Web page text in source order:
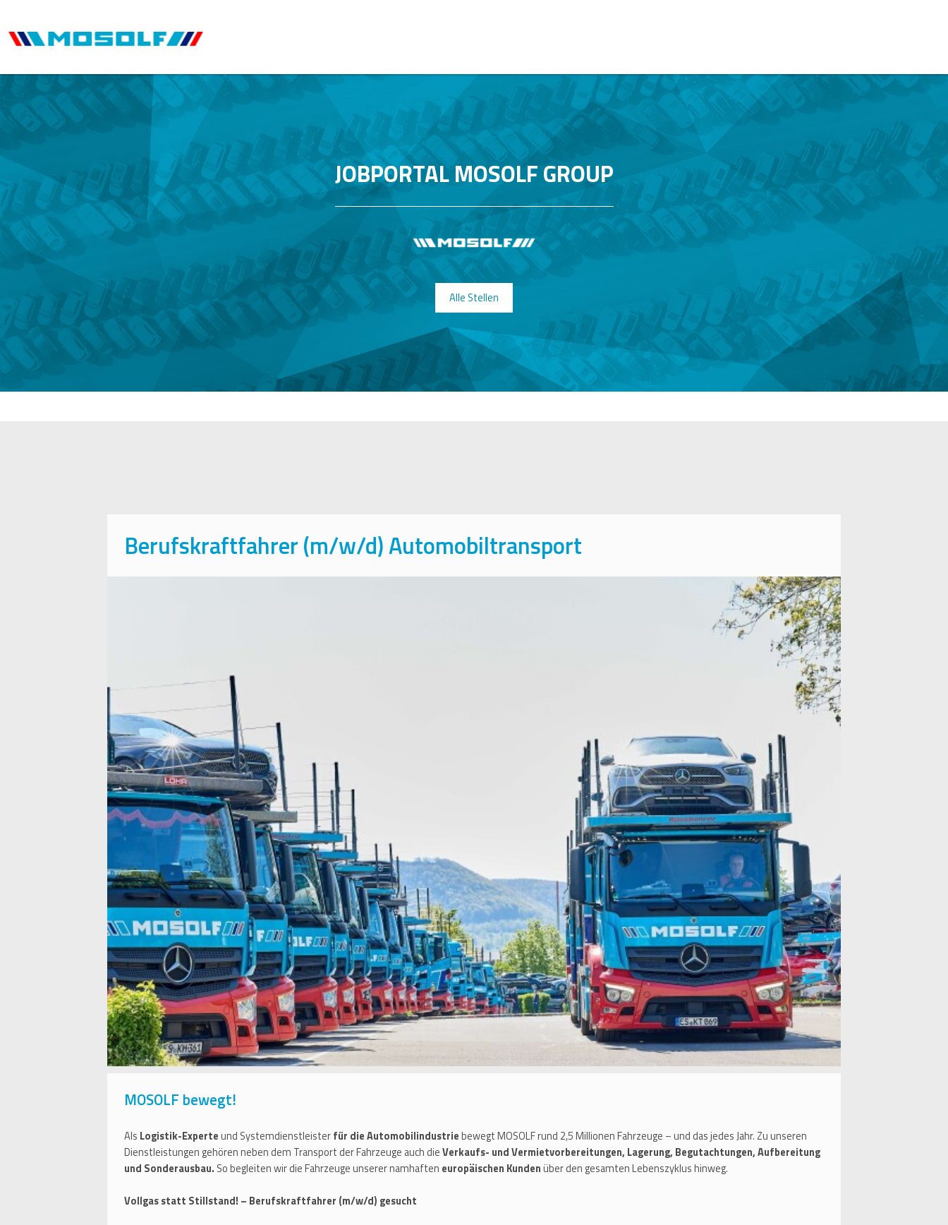
JOBPORTAL MOSOLF GROUP
Alle Stellen
Berufskraftfahrer (m/w/d) Automobiltransport
MOSOLF bewegt!
Als Logistik-Experteund Systemdienstleisterfür die Automobilindustriebewegt MOSOLF rund 2,5 Millionen Fahrzeuge – und das jedes Jahr. Zu unseren
Dienstleistungen gehören neben dem Transport der Fahrzeuge auch dieVerkaufs- und Vermietvorbereitungen, Lagerung, Begutachtungen, Aufbereitung
und Sonderausbau. So begleiten wir die Fahrzeuge unserer namhaften europäischen Kundenüber den gesamten Lebenszyklus hinweg.
Vollgas statt Stillstand! – Berufskraftfahrer (m/w/d) gesucht